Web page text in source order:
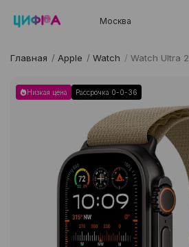
Москва
Главная / Apple / Watch / Watch Ultra 2
Низкая цена Рассрочка 0-0-36